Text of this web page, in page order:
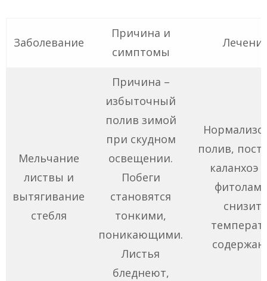
Заболевание
Причина и
симптомы
Мельчание
листвы и
вытягивание
стебля
Причина –
избыточный
полив зимой
при скудном
освещении.
Побеги
становятся
тонкими,
поникающими.
Листья
бледнеют,
полив,
каланхоэ